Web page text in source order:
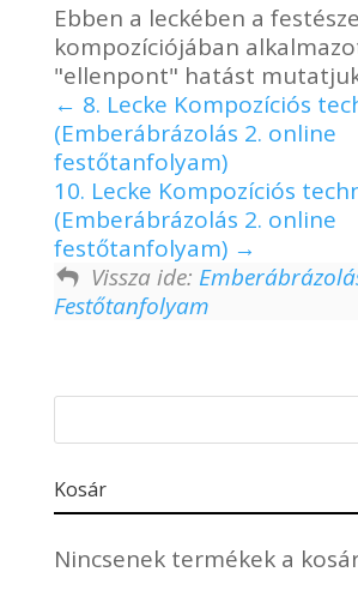
Ebben a leckében a
kompozíciójában
"ellenpont" hatást
8. Lecke Kompozíciós
(Emberábrázolás 2. online
festőtanfolyam)
10. Lecke Kompozíciós
(Emberábrázolás 2. online
festőtanfolyam)
Vissza ide:
Festőtanfolyam
Kosár
Nincsenek termékek a